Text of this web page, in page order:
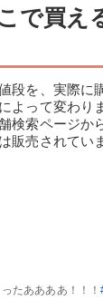
で買え
段を、実際に
って変わり
検索ページか
販売されてい
たああああ！！！